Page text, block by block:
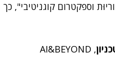
וספקטרום קוגניטיבי", כך
, AI&BEYOND